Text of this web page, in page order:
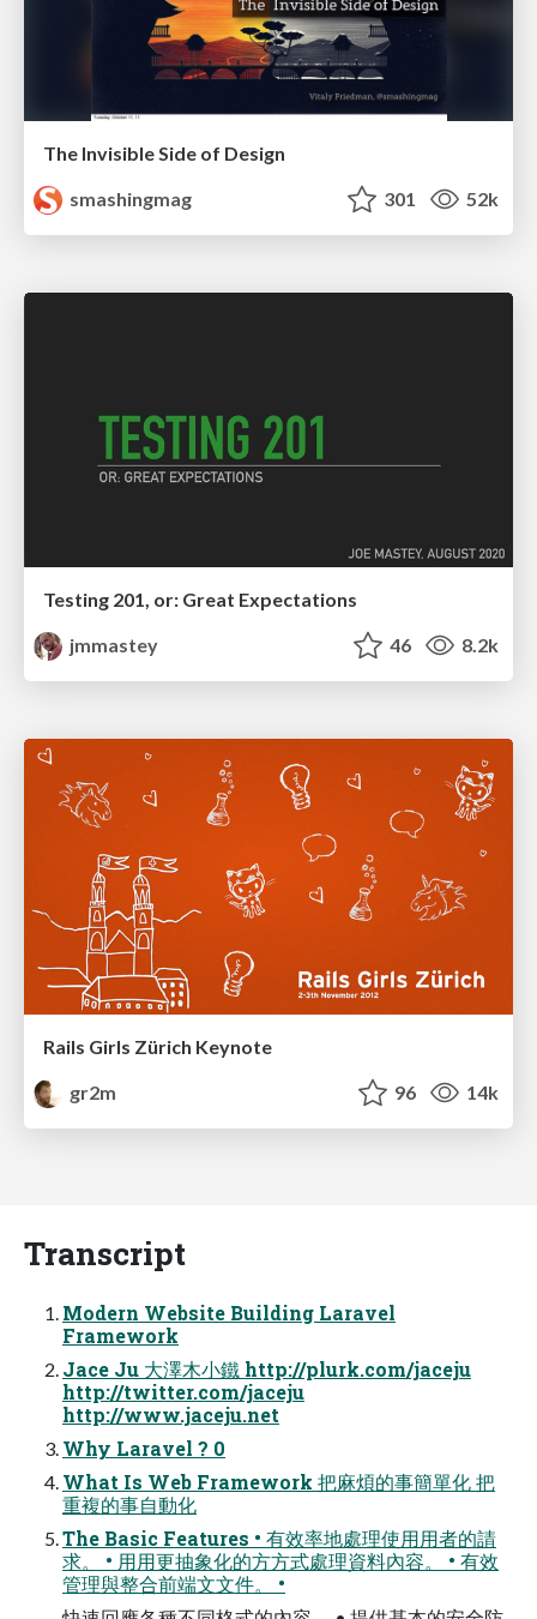
The Invisible Side of Design
smashingmag
301 52k
Testing 201, or: Great Expectations
jmmastey
46 8.2k
Rails Girls Zürich Keynote
gr2m
96 14k
Transcript
Modern Website Building Laravel
Framework
Jace Ju 大澤木小鐵 http://plurk.com/jaceju
http://twitter.com/jaceju
http://www.jaceju.net
Why Laravel ? 0
What Is Web Framework 把麻煩的事簡單化 把
重複的事自動化
The Basic Features • 有效率地處理使⽤用者的請
求。 • ⽤用更抽象化的⽅方式處理資料內容。 • 有效
管理與整合前端⽂文件。 •